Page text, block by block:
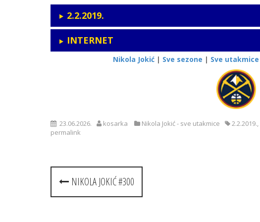
2.2.2019.
INTERNET
Nikola Jokić| Sve sezone | Sve utakmice
23.06.2026. kosarka Nikola Jokić - sve utakmice 2.2.2019.,
permalink
Post
navigation
NIKOLA JOKIĆ #300